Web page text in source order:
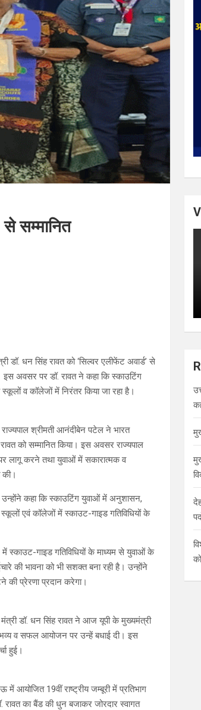
से सम्मानित
धन सिंह रावत को ‘सिल्वर एलीफेंट अवार्ड’ से
इस अवसर पर डॉ. रावत ने कहा कि स्काउटिंग
व कॉलेजों में निरंतर किया जा रहा है।
श्रीमती आनंदीबेन पटेल ने भारत
को सम्मानित किया। इस अवसर राज्यपाल
लागू करने तथा युवाओं में सकारात्मक व
की।
उन्होंने कहा कि स्काउटिंग युवाओं में अनुशासन,
एवं कॉलेजों में स्काउट-गाइड गतिविधियों के
गाइड गतिविधियों के माध्यम से युवाओं के
की भावना को भी सशक्त बना रही है। उन्होंने
की प्रेरणा प्रदान करेगा।
डॉ. धन सिंह रावत ने आज यूपी के मुख्यमंत्री
भव्य व सफल आयोजन पर उन्हें बधाई दी। इस
हुई।
19वीं राष्ट्रीय जम्बूरी में प्रतिभाग
का बैंड की धुन बजाकर जोरदार स्वागत